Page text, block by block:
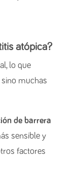
atópica?
lo que
sino muchas
de barrera
sensible y
factores